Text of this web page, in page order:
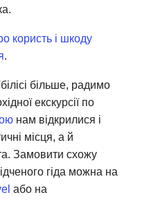
користь і шкоду
.
більше, радимо
екскурсії по
нам відкрилися і
місця, а й
Замовити схожу
гіда можна на
або на